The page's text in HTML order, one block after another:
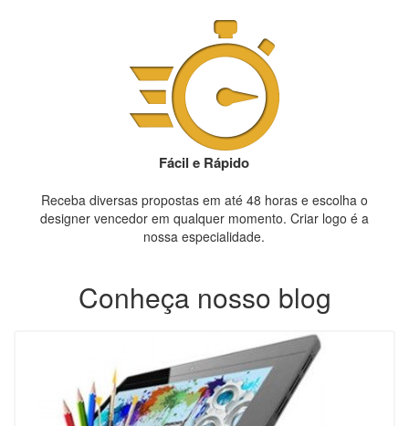
Fácil e Rápido
Receba diversas propostas em até 48 horas e escolha o
designer vencedor em qualquer momento. Criar logo é a
nossa especialidade.
Conheça nosso blog